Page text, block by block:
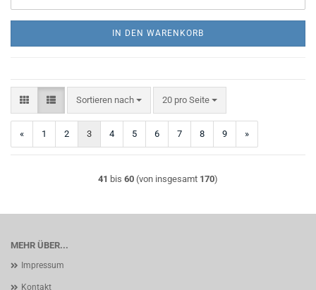
IN DEN WARENKORB
Sortieren nach
Sortieren nach 20 pro Seite
pro Seite
« 1 2 3 4 5 6 7 8 9 »
41 bis 60 (von insgesamt 170)
MEHR ÜBER...
Impressum
Kontakt